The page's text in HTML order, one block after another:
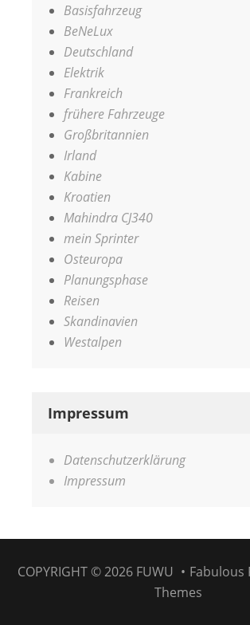
Basisfahrzeug
BeNeLux
Deutschland
Elektrik
Frankreich
frühere Fahrzeuge
Großbritannien
Irland
Kabine
Kroatien
Mahindra CJ340
mein Sprinter
Osteuropa
Planungsphase
Reisen
Skandinavien
Westalpen
Impressum
Datenschutzerklärung
Impressum
COPYRIGHT © 2026 FUWU • Fabulous
Themes